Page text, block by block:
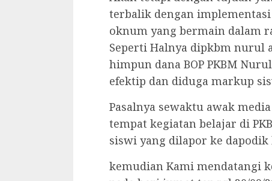
terbalik dengan
oknum yang bermain dalam
Seperti Halnya dipkbm nurul
himpun dana BOP PKBM
efektip dan diduga markup
Pasalnya sewaktu awak
tempat kegiatan belajar di
siswi yang dilapor ke
kemudian Kami mendatangi